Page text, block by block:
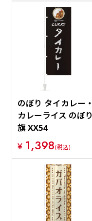
のぼり タイカレー・
カレーライス のぼり
旗 XX54
¥ 1,398(税込)